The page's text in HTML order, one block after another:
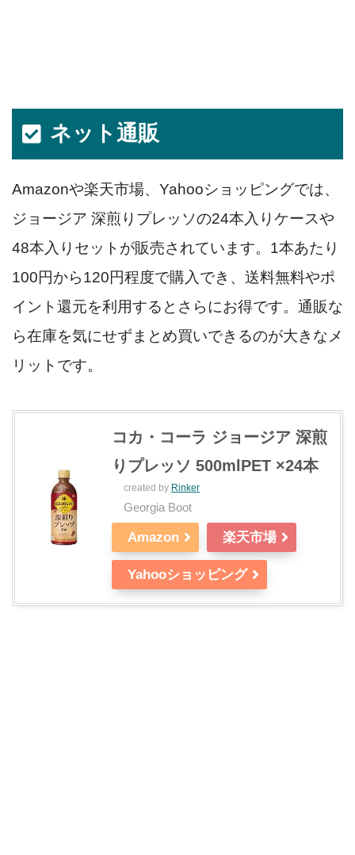
ネット通販
Amazonや楽天市場、Yahooショッピングでは、
ジョージア 深煎りプレッソの24本入りケースや
48本入りセットが販売されています。1本あたり
100円から120円程度で購入でき、送料無料やポ
イント還元を利用するとさらにお得です。通販な
ら在庫を気にせずまとめ買いできるのが大きなメ
リットです。
コカ・コーラ ジョージア 深煎
りプレッソ 500mlPET ×24本
created by Rinker
Georgia Boot
Amazon 楽天市場
Yahooショッピング